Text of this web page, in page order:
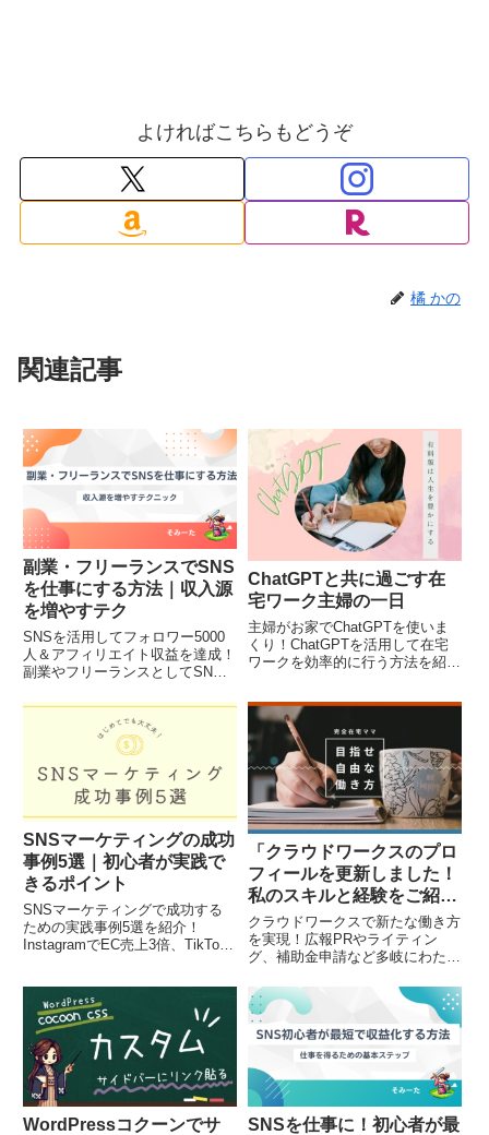
よければこちらもどうぞ
橘 かの
関連記事
副業・フリーランスでSNS
を仕事にする方法｜収入源
を増やすテク
SNSを活用してフォロワー5000
人＆アフィリエイト収益を達成！
副業やフリーランスとしてSNS
解説。初心者でもできるSNS副
業の始め方、効率的な学習方法、
案件獲得のポイントを詳しく紹介
します。最短で成果を出すための
秘訣も解説！SNSマーケティン
グを学びたい方はSAKIYOMIスク
ールもチェック！
ChatGPTと共に過ごす在
宅ワーク主婦の一日
主婦がお家でChatGPTを使いま
くり！ChatGPTを活用して在宅
ワークを効率的に行う方法を紹介
プロフェッショナルなコンテンツ
を簡単に作成できます。AIライテ
ィングで時間管理も楽々！
SNSマーケティングの成功
事例5選｜初心者が実践で
きるポイント
SNSマーケティングで成功する
ための実践事例5選を紹介！
InstagramでEC売上3倍、TikTok
YouTubeで広告収益＋企業案件獲
得、Facebook広告でリード獲得
数2倍など、具体的な戦略と成功
のポイントを解説。SNSを活用
して収益化したい方必見！最短で
SNS運用を学ぶなら
【SAKIYOMIスクール】もチェッ
ク！
「クラウドワークスのプロ
フィールを更新しました！
私のスキルと経験をご紹
介」
クラウドワークスで新たな働き方
を実現！広報PRやライティン
グ、補助金申請など多岐にわたる
新。副業、求人、会社紹介、
SEO記事作成、SNSコンテンツ
制作、フルリモートでの柔軟な働
き方など、多彩なサービスを提供
しています。詳しくはブログ
「Temple Bride」をご覧くださ
い。
WordPressコクーンでサ
SNSを仕事に！初心者が最